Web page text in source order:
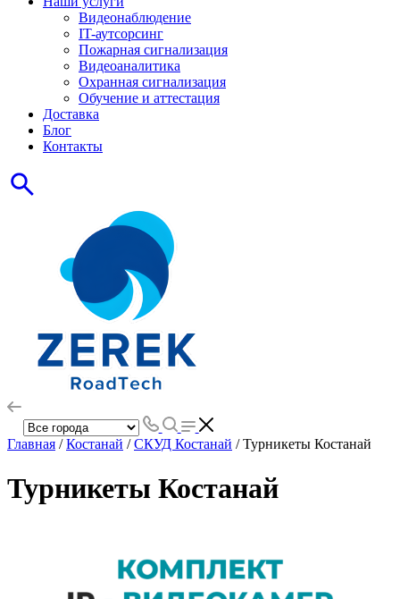
Видеонаблюдение
IT-аутсорсинг
Пожарная сигнализация
Видеоаналитика
Охранная сигнализация
Обучение и аттестация
Доставка
Блог
Контакты
Главная /Костанай /СКУД Костанай / Турникеты Костанай
Турникеты Костанай